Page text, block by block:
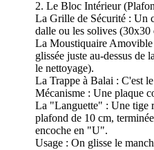
2. Le Bloc Intérieur
La Grille de Sécurité : Un
dalle ou les solives (30x30
La Moustiquaire
glissée juste au-dessus de
le nettoyage).
La Trappe à Balai : C'est
Mécanisme : Une plaque
La "Languette" : Une tige
plafond de 10 cm,
encoche en "U".
Usage : On glisse le